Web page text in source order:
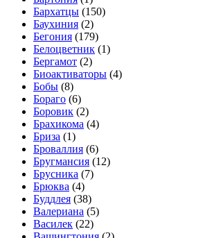
Бархатцы (150)
Баухиния (2)
Бегония (179)
Белоцветник (1)
Бергамот (2)
Биоактиваторы (4)
Бобы (8)
Бораго (6)
Боровик (2)
Брахикома (4)
Бриза (1)
Броваллия (6)
Бругмансия (12)
Брусника (7)
Брюква (4)
Буддлея (38)
Валериана (5)
Василек (22)